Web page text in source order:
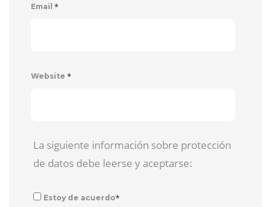
Email *
Website *
La siguiente información sobre protección
de datos debe leerse y aceptarse:
Estoy de acuerdo*